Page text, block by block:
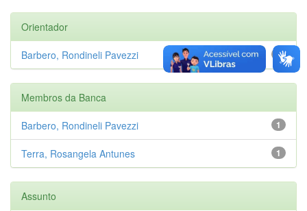
Orientador
1
Barbero, Rondineli Pavezzi
Membros da Banca
1
Barbero, Rondineli Pavezzi
1
Terra, Rosangela Antunes
Assunto